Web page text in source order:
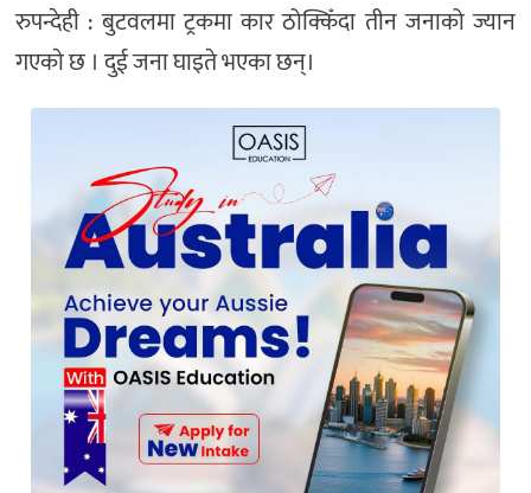
रुपन्देही : बुटवलमा ट्रकमा कार ठोक्किँदा तीन जनाको ज्यान
गएकाे छ । दुई जना घाइते भएका छन्।